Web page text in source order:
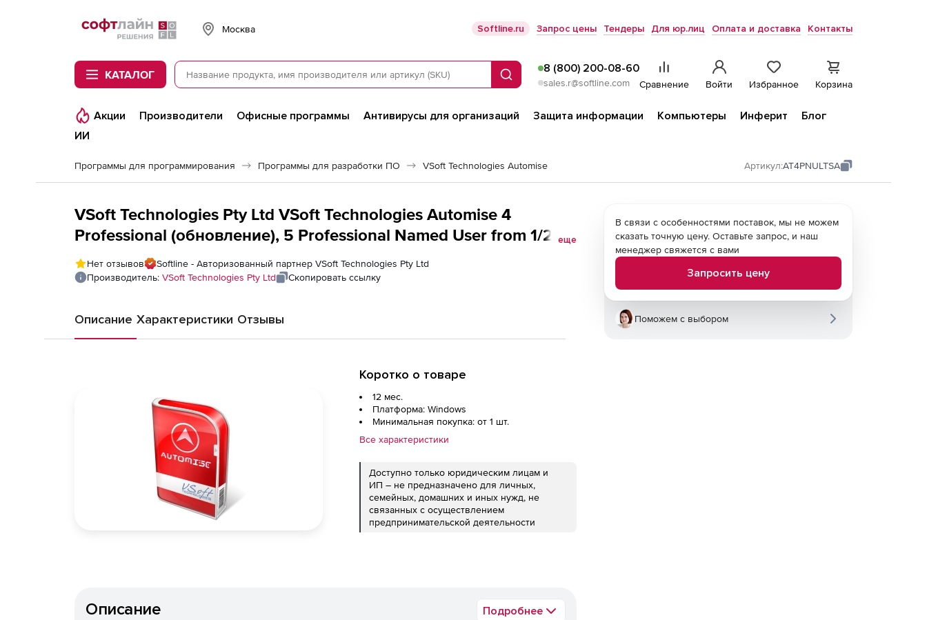
Softline
Москва Softline.ru Запрос цены Тендеры Для юр.лиц Оплата и доставка Контакты
КАТАЛОГ Поиск
8 (800) 200-08-60
sales.r@softline.com Сравнение Войти Избранное Корзина
Акции Производители Офисные программы Антивирусы для организаций Защита информации Компьютеры Инферит
Блог
ИИ
Программы для программирования Программы для разработки ПО VSoft Technologies Automise Артикул:AT4PNULTSA
VSoft Technologies Pty Ltd VSoft Technologies Automise 4
Professional (обновление), 5 Professional Named User from 1/2/3
Lite User with 1 Year Software Assurance
еще
Нет отзывов
Softline - Авторизованный партнер VSoft Technologies Pty Ltd
Производитель: VSoft Technologies Pty Ltd Скопировать ссылку
Описание Характеристики Отзывы
Коротко о товаре
12 мес.
Платформа: Windows
Минимальная покупка: от 1 шт.
Все характеристики
Доступно только юридическим лицам и
ИП – не предназначено для личных,
семейных, домашних и иных нужд, не
связанных с осуществлением
предпринимательской деятельности
Описание Подробнее
В связи с особенностями поставок, мы не можем
сказать точную цену. Оставьте запрос, и наш
менеджер свяжется с вами
Запросить цену
Поможем с выбором